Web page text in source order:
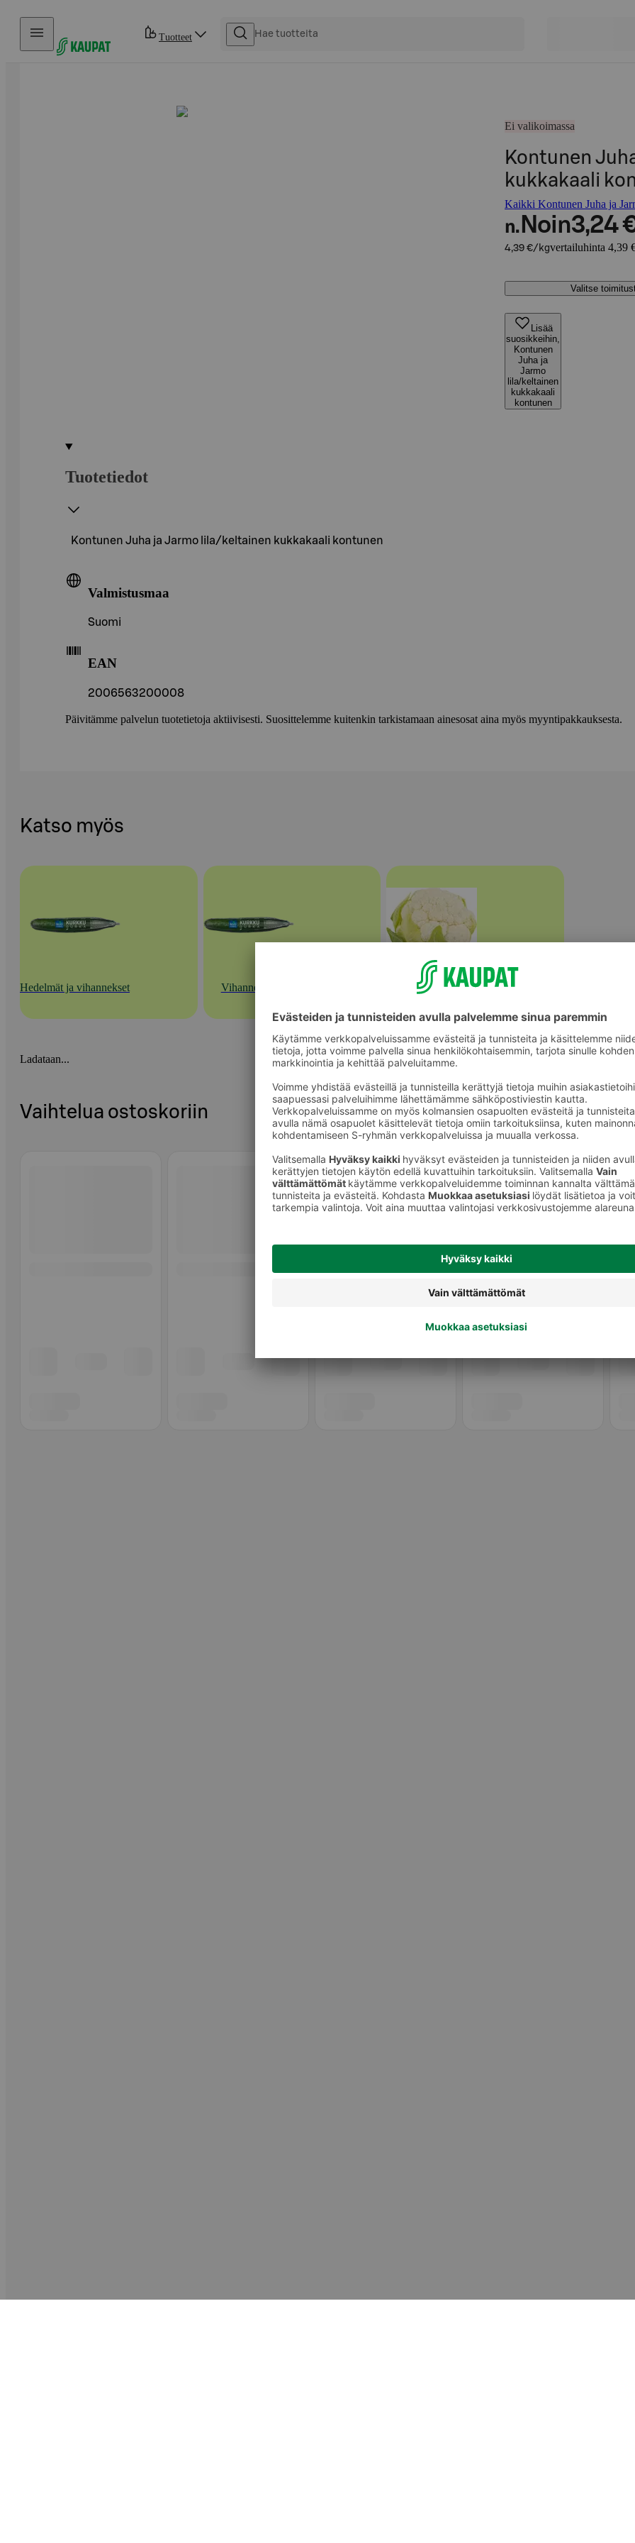
Hyppää sisältöön
Tuotteet
Ei valikoimassa
Kontunen
kukkakaali
Kaikki Kontunen Juha ja
n. Noin3,24
4,39 €/kgvertailuhinta 4,39
Valitse
Lisää
suosikkeihin,
Kontunen
Juha ja
Jarmo
lila/keltainen
kukkakaali
kontunen
Tuotetiedot
Kontunen Juha ja Jarmo lila/keltainen kukkakaali kontunen
Valmistusmaa
Suomi
EAN
2006563200008
Päivitämme palvelun tuotetietoja aktiivisesti. Suosittelemme kuitenkin tarkistamaan ainesosat aina myös myyntipakkauksesta.
Katso myös
Hedelmät ja vihannekset Vihannekset Kaalit
Ladataan...
Vaihtelua ostoskoriin